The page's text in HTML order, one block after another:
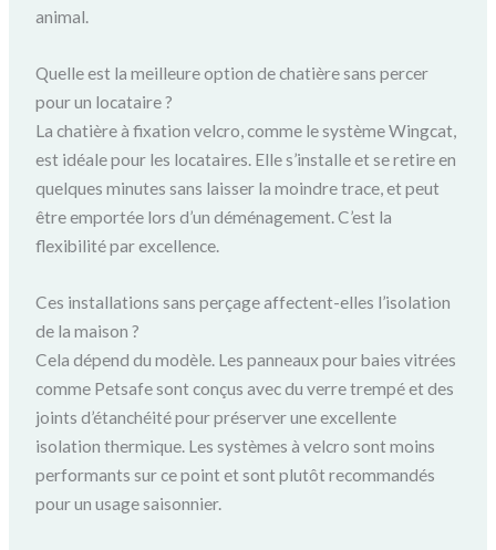
animal.
Quelle est la meilleure option de chatière sans percer
pour un locataire ?
La chatière à fixation velcro, comme le système Wingcat,
est idéale pour les locataires. Elle s’installe et se retire en
quelques minutes sans laisser la moindre trace, et peut
être emportée lors d’un déménagement. C’est la
flexibilité par excellence.
Ces installations sans perçage affectent-elles l’isolation
de la maison ?
Cela dépend du modèle. Les panneaux pour baies vitrées
comme Petsafe sont conçus avec du verre trempé et des
joints d’étanchéité pour préserver une excellente
isolation thermique. Les systèmes à velcro sont moins
performants sur ce point et sont plutôt recommandés
pour un usage saisonnier.